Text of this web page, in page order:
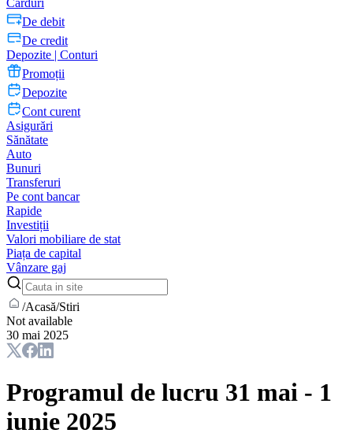
Carduri
De debit
De credit
Depozite | Conturi
Promoții
Depozite
Cont curent
Asigurări
Sănătate
Auto
Bunuri
Transferuri
Pe cont bancar
Rapide
Investiții
Valori mobiliare de stat
Piața de capital
Vânzare gaj
/Acasă/Stiri
Not available
30 mai 2025
Programul de lucru 31 mai - 1
iunie 2025